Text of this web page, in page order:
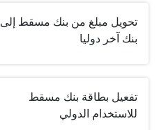
تحويل مبلغ من بنك مسقط إلى
بنك آخر دوليا
تفعيل بطاقة بنك مسقط
للاستخدام الدولي